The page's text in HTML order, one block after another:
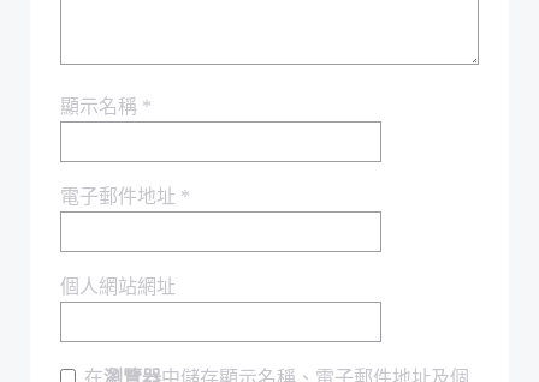
顯示名稱 *
電子郵件地址 *
個人網站網址
在瀏覽器中儲存顯示名稱、電子郵件地址及個